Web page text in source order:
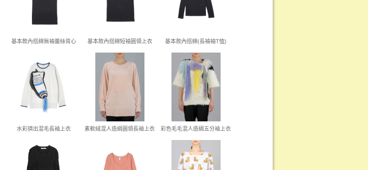
基本款內搭綿無袖蕾絲背心 基本款內搭綿短袖圓領上衣 基本款內搭綿(長袖袖T恤)
水彩擠出混毛長袖上衣 素軟絨混人造絹圓領長袖上衣 彩色毛毛混人造絹五分袖上衣